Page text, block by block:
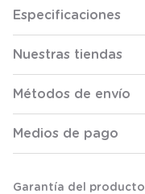
Especificaciones
Nuestras tiendas
Métodos de envío
Medios de pago
Garantía del producto